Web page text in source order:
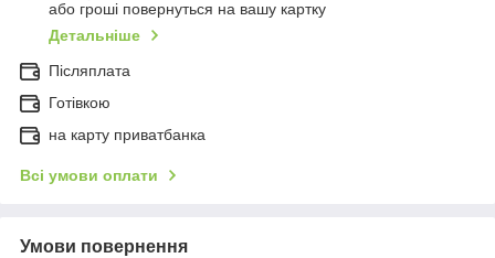
або гроші повернуться на вашу картку
Детальніше
Післяплата
Готівкою
на карту приватбанка
Всі умови оплати
Умови повернення